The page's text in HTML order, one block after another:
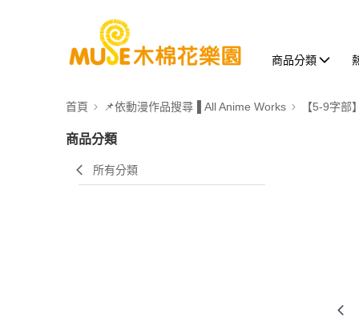
商品分類
首頁 📌依動漫作品搜尋▐ All Anime Works 【5-9字部
商品分類
所有分類